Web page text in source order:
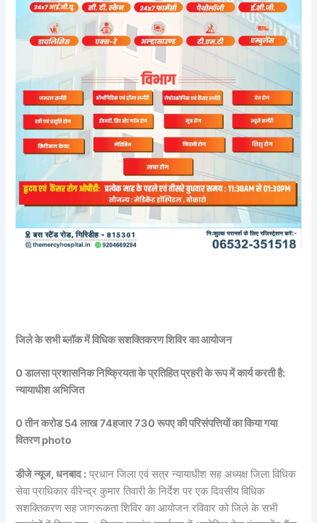
जिले के सभी ब्लॉक में विधिक सशक्तिकरण शिविर का आयोजन
0 डालसा प्रशासनिक निष्क्रियता के प्रतिहित प्रहरी के रूप में कार्य करती है:
न्यायाधीश अभिजित
0 तीन करोड 54 लाख 74हजार 730 रूपए की परिसंपत्तियों का किया गया
वितरण photo
डीजे न्यूज, धनबाद : प्रधान जिला एवं सत्र न्यायाधीश सह अध्यक्ष जिला विधिक
सेवा प्राधिकार वीरेन्द्र कुमार तिवारी के निर्देश पर एक दिवसीय विधिक
सशक्तिकरण सह जागरूकता शिविर का आयोजन रविवार को जिले के सभी